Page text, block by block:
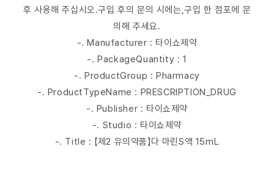
후 사용해 주십시오.구입 후의 문의 시에는,구입 한 점포에 문
의해 주세요.
-. Manufacturer : 타이쇼제약
-. PackageQuantity : 1
-. ProductGroup : Pharmacy
-. ProductTypeName : PRESCRIPTION_DRUG
-. Publisher : 타이쇼제약
-. Studio : 타이쇼제약
-. Title : 【제2 유의약품】다 마린S액 15mL